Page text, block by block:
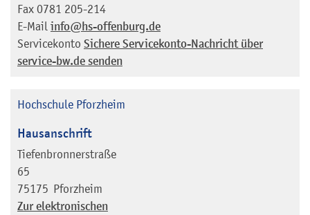
Fax 0781 205-214
E-Mail info@hs-offenburg.de
Servicekonto Sichere Servicekonto-Nachricht über
service-bw.de senden
Hochschule Pforzheim
Hausanschrift
Tiefenbronnerstraße
65
75175 Pforzheim
Zur elektronischen